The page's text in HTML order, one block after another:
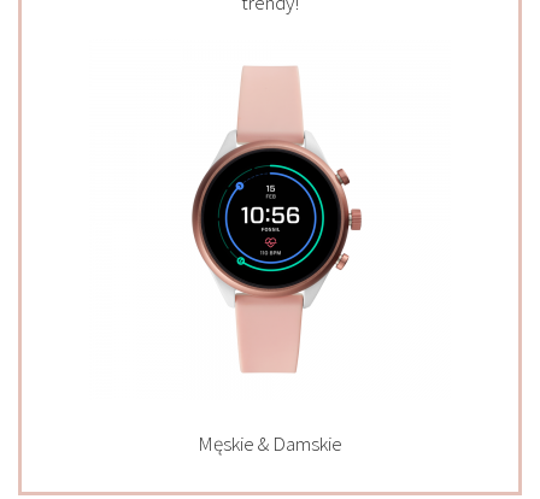
Męskie & Damskie